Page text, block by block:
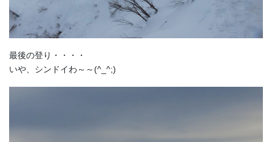
最後の登り・・・・
いや、シンドイわ～～(^_^;)